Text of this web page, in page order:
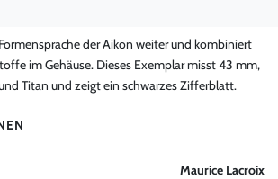
der Aikon weiter und kombiniert
im Gehäuse. Dieses Exemplar misst 43 mm,
Titan und zeigt ein schwarzes Zifferblatt.
Maurice Lacroix